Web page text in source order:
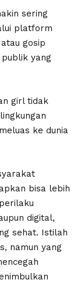
sering
platform
gosip
yang
girl tidak
ke dunia
bisa lebih
digital,
sehat. Istilah
namun yang